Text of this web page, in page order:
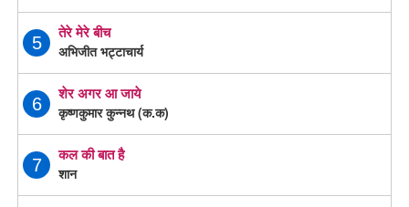
5
तेरे मेरे बीच
अभिजीत भट्टाचार्य
6
शेर अगर आ जाये
कृष्णकुमार कुन्नथ (क.क)
7
कल की बात है
शान